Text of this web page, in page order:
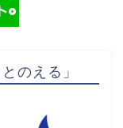
のえる」